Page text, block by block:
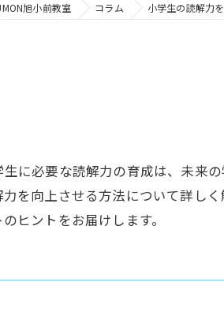
旭小前教室 コラム 小学生の読解力
に必要な読解力の育成は、未来
を向上させる方法について詳し
ヒントをお届けします。